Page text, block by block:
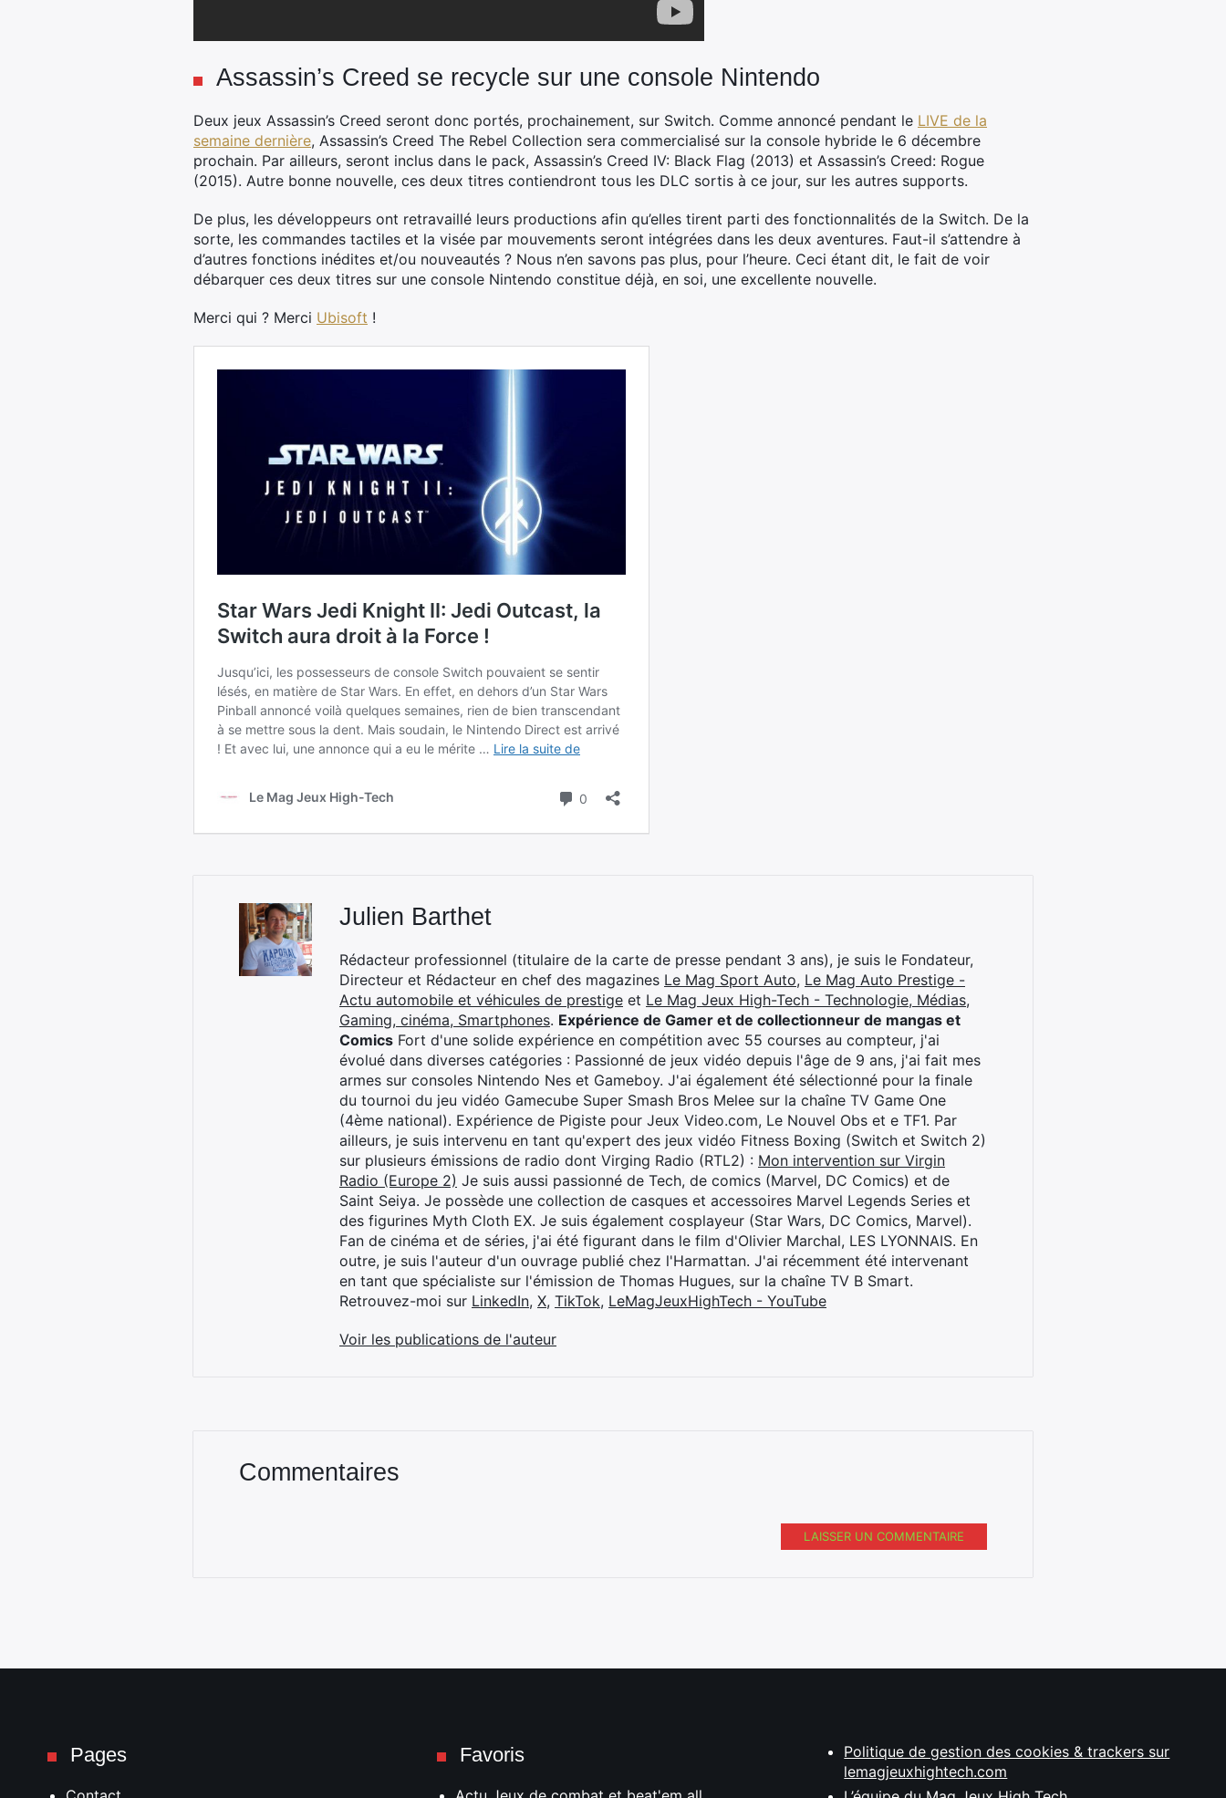
Assassin’s Creed se recycle sur une console Nintendo
Deux jeux Assassin’s Creed seront donc portés, prochainement, sur Switch. Comme annoncé pendant le LIVE de la
semaine dernière, Assassin’s Creed The Rebel Collection sera commercialisé sur la console hybride le 6 décembre
prochain. Par ailleurs, seront inclus dans le pack, Assassin’s Creed IV: Black Flag (2013) et Assassin’s Creed: Rogue
(2015). Autre bonne nouvelle, ces deux titres contiendront tous les DLC sortis à ce jour, sur les autres supports.
De plus, les développeurs ont retravaillé leurs productions afin qu’elles tirent parti des fonctionnalités de la Switch. De la
sorte, les commandes tactiles et la visée par mouvements seront intégrées dans les deux aventures. Faut-il s’attendre à
d’autres fonctions inédites et/ou nouveautés ? Nous n’en savons pas plus, pour l’heure. Ceci étant dit, le fait de voir
débarquer ces deux titres sur une console Nintendo constitue déjà, en soi, une excellente nouvelle.
Merci qui ? Merci Ubisoft !
Julien Barthet
Rédacteur professionnel (titulaire de la carte de presse pendant 3 ans), je suis le Fondateur,
Directeur et Rédacteur en chef des magazines Le Mag Sport Auto, Le Mag Auto Prestige -
Actu automobile et véhicules de prestige et Le Mag Jeux High-Tech - Technologie, Médias,
Gaming, cinéma, Smartphones. Expérience de Gamer et de collectionneur de mangas et
Comics Fort d'une solide expérience en compétition avec 55 courses au compteur, j'ai
évolué dans diverses catégories : Passionné de jeux vidéo depuis l'âge de 9 ans, j'ai fait mes
armes sur consoles Nintendo Nes et Gameboy. J'ai également été sélectionné pour la finale
du tournoi du jeu vidéo Gamecube Super Smash Bros Melee sur la chaîne TV Game One
(4ème national). Expérience de Pigiste pour Jeux Video.com, Le Nouvel Obs et e TF1. Par
ailleurs, je suis intervenu en tant qu'expert des jeux vidéo Fitness Boxing (Switch et Switch 2)
sur plusieurs émissions de radio dont Virging Radio (RTL2) : Mon intervention sur Virgin
Radio (Europe 2) Je suis aussi passionné de Tech, de comics (Marvel, DC Comics) et de
Saint Seiya. Je possède une collection de casques et accessoires Marvel Legends Series et
des figurines Myth Cloth EX. Je suis également cosplayeur (Star Wars, DC Comics, Marvel).
Fan de cinéma et de séries, j'ai été figurant dans le film d'Olivier Marchal, LES LYONNAIS. En
outre, je suis l'auteur d'un ouvrage publié chez l'Harmattan. J'ai récemment été intervenant
en tant que spécialiste sur l'émission de Thomas Hugues, sur la chaîne TV B Smart.
Retrouvez-moi sur LinkedIn, X, TikTok, LeMagJeuxHighTech - YouTube
Voir les publications de l'auteur
Commentaires
LAISSER UN COMMENTAIRE
Pages Favoris
Politique de gestion des cookies & trackers sur
lemagjeuxhightech.com